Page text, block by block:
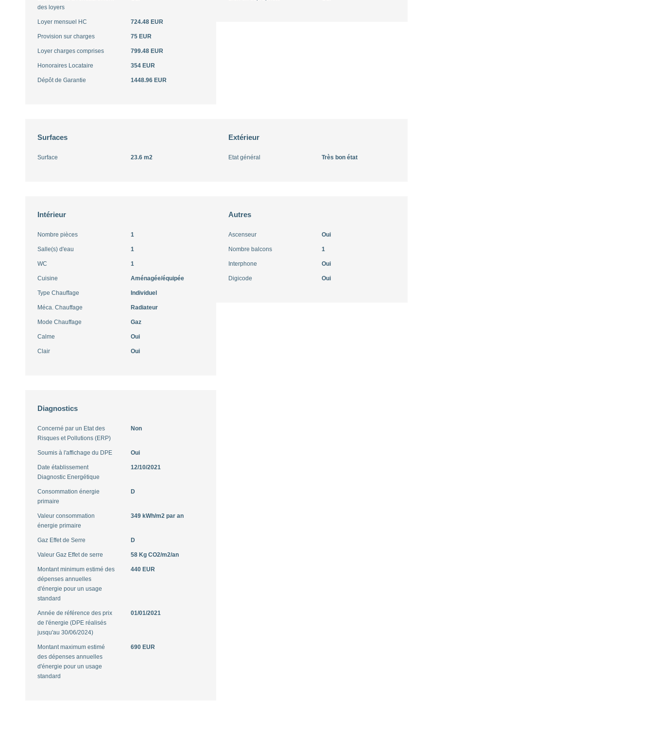
des loyers
Loyer mensuel HC 724.48 EUR
Provision sur charges 75 EUR
Loyer charges comprises 799.48 EUR
Honoraires Locataire 354 EUR
Dépôt de Garantie 1448.96 EUR
Surfaces
Surface 23.6 m2
Extérieur
Etat général Très bon état
Intérieur
Nombre pièces 1
Salle(s) d'eau 1
WC 1
Cuisine Aménagée/équipée
Type Chauffage Individuel
Méca. Chauffage Radiateur
Mode Chauffage Gaz
Calme Oui
Clair Oui
Autres
Ascenseur Oui
Nombre balcons 1
Interphone Oui
Digicode Oui
Diagnostics
Concerné par un Etat des
Risques et Pollutions (ERP)
Non
Soumis à l'affichage du DPE Oui
Date établissement
Diagnostic Energétique
12/10/2021
Consommation énergie
primaire
D
Valeur consommation
énergie primaire
349 kWh/m2 par an
Gaz Effet de Serre D
Valeur Gaz Effet de serre 58 Kg CO2/m2/an
Montant minimum estimé des
dépenses annuelles
d'énergie pour un usage
standard
440 EUR
Année de référence des prix
de l'énergie (DPE réalisés
jusqu'au 30/06/2024)
01/01/2021
Montant maximum estimé
des dépenses annuelles
d'énergie pour un usage
standard
690 EUR